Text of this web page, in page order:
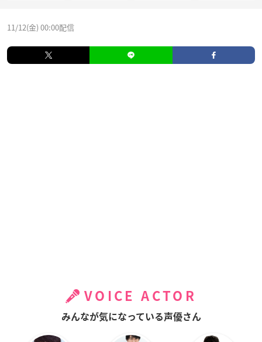
11/12(金) 00:00配信
VOICE ACTOR
みんなが気になっている声優さん